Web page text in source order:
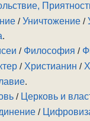
/Уничтожение /
.
/ Философия /
/ Христианин /
.
/ Церковь и
/